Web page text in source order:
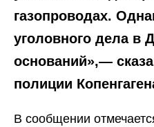
газопроводах.
уголовного дела в
оснований»,—
полиции
В сообщении